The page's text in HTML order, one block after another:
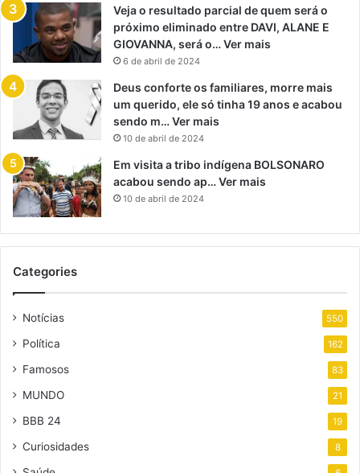
Veja o resultado parcial de quem será o
próximo eliminado entre DAVI, ALANE E
GIOVANNA, será o… Ver mais
6 de abril de 2024
Deus conforte os familiares, morre mais
um querido, ele só tinha 19 anos e acabou
sendo m… Ver mais
10 de abril de 2024
Em visita a tribo indígena BOLSONARO
acabou sendo ap… Ver mais
10 de abril de 2024
Categories
Notícias 550
Política 162
Famosos 83
MUNDO 21
BBB 24 19
Curiosidades 8